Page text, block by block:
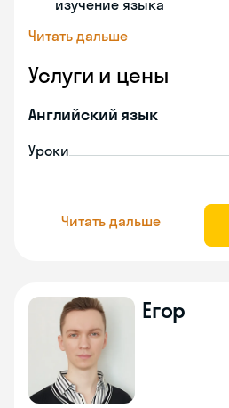
изучение языка
Читать дальше
Услуги и цены
Английский язык
Уроки
Читать дальше
Егор